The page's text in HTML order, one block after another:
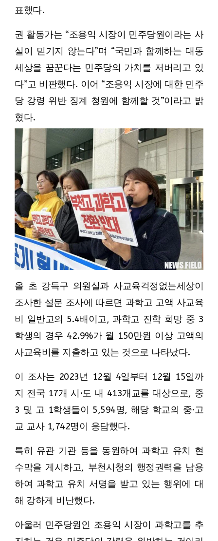
표했다.
권 활동가는 “조용익 시장이 민주당원이라는 사
실이 믿기지 않는다”며 “국민과 함께하는 대동
세상을 꿈꾼다는 민주당의 가치를 저버리고 있
다”고 비판했다. 이어 “조용익 시장에 대한 민주
당 강령 위반 징계 청원에 함께할 것”이라고 밝
혔다.
올 초 강득구 의원실과 사교육걱정없는세상이
조사한 설문 조사에 따르면 과학고 고액 사교육
비 일반고의 5.4배이고, 과학고 진학 희망 중 3
학생의 경우 42.9%가 월 150만원 이상 고액의
사교육비를 지출하고 있는 것으로 나타났다.
이 조사는 2023년 12월 4일부터 12월 15일까
지 전국 17개 시·도 내 413개교를 대상으로, 중
3 및 고 1학생들이 5,594명, 해당 학교의 중·고
교 교사 1,742명이 응답했다.
특히 유관 기관 등을 동원하여 과학고 유치 현
수막을 게시하고, 부천시청의 행정권력을 남용
하여 과학고 유치 서명을 받고 있는 행위에 대
해 강하게 비난했다.
아울러 민주당원인 조용익 시장이 과학고를 추